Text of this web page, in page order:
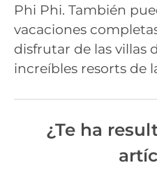
Phi Phi. También
vacaciones
disfrutar de las villas
increíbles resorts de
¿Te ha